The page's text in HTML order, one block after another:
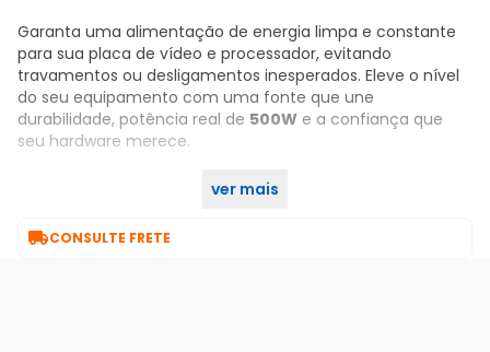
Garanta uma alimentação de energia limpa e constante
para sua placa de vídeo e processador, evitando
travamentos ou desligamentos inesperados. Eleve o nível
do seu equipamento com uma fonte que une
durabilidade, potência real de 500W e a confiança que
seu hardware merece.
ver mais
CONSULTE FRETE